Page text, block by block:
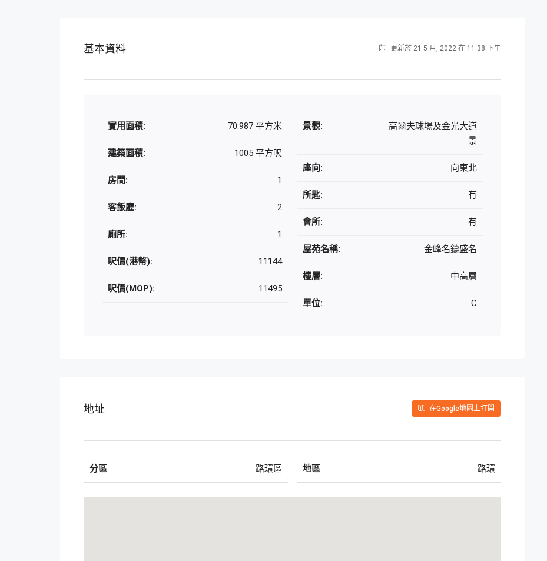
基本資料 更新於 21 5 月, 2022 在 11:38 下午
實用面積: 70.987 平方米
建築面積: 1005 平方呎
房間: 1
客飯廳: 2
廁所: 1
呎價(港幣): 11144
呎價(MOP): 11495
景觀:
高爾夫球場及金光大道
景
座向: 向東北
所匙: 有
會所: 有
屋苑名稱: 金峰名鑄盛名
樓層: 中高層
單位: C
地址 在Google地圖上打開
分區 路環區 地區 路環